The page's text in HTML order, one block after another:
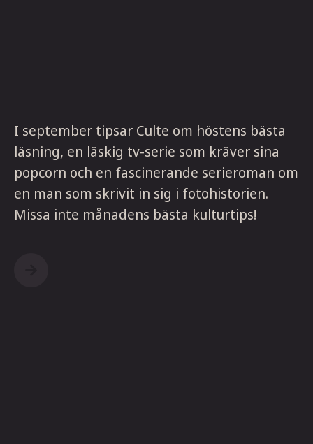
I september tipsar Culte om höstens bästa
läsning, en läskig tv-serie som kräver sina
popcorn och en fascinerande serieroman om
en man som skrivit in sig i fotohistorien.
Missa inte månadens bästa kulturtips!